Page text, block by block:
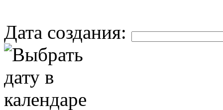
Дата создания: